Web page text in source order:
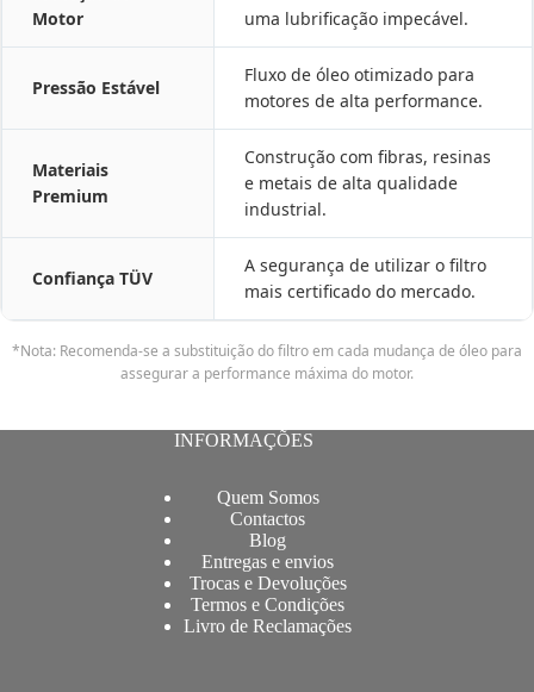
Motor
uma lubrificação impecável.
Pressão Estável
Fluxo de óleo otimizado para
motores de alta performance.
Materiais
Premium
Construção com fibras, resinas
e metais de alta qualidade
industrial.
Confiança TÜV
A segurança de utilizar o filtro
mais certificado do mercado.
*Nota: Recomenda-se a substituição do filtro em cada mudança de óleo para
assegurar a performance máxima do motor.
INFORMAÇÕES
Quem Somos
Contactos
Blog
Entregas e envios
Trocas e Devoluções
Termos e Condições
Livro de Reclamações